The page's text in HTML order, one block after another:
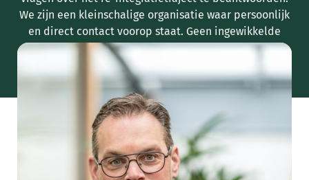
We zijn een kleinschalige organisatie waar persoonlijk
en direct contact voorop staat. Geen ingewikkelde
processen, maar heldere uitleg en begeleiding op
maat. Neem vandaag nog contact met ons op!